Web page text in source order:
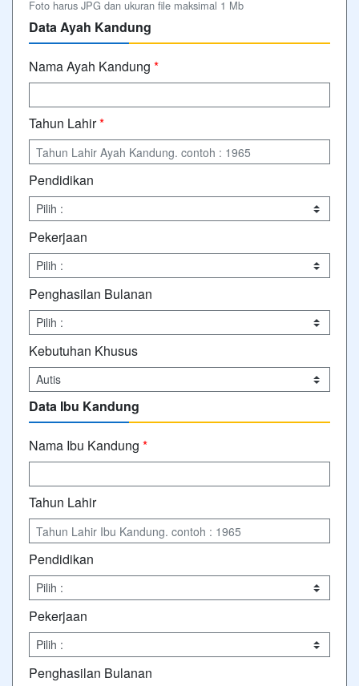
Foto harus JPG dan ukuran file maksimal 1 Mb
Data Ayah Kandung
Nama Ayah Kandung *
Tahun Lahir*
Pendidikan
Pekerjaan
Penghasilan Bulanan
Kebutuhan Khusus
Data Ibu Kandung
Nama Ibu Kandung *
Tahun Lahir
Pendidikan
Pekerjaan
Penghasilan Bulanan